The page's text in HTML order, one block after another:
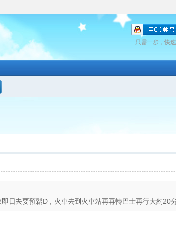
只需一步，快
日去要預鬆D，火車去到火車站再再轉巴士再行大約20